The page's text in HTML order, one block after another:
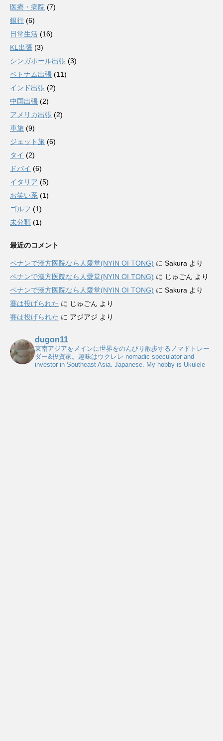
医療・病院 (7)
銀行 (6)
日常生活 (16)
KL出張 (3)
シンガポール出張 (3)
ベトナム出張 (11)
インド出張 (2)
中国出張 (2)
アメリカ出張 (2)
車旅 (9)
ジェット旅 (6)
タイ (2)
ドバイ (6)
イタリア (5)
お笑い系 (1)
ゴルフ (1)
未分類 (1)
最近のコメント
ペナンで漢方医院なら人愛堂(NYIN OI TONG) に Sakura より
ペナンで漢方医院なら人愛堂(NYIN OI TONG) に じゅごん より
ペナンで漢方医院なら人愛堂(NYIN OI TONG) に Sakura より
賽は投げられた に じゅごん より
賽は投げられた に アジアジ より
dugon11
東南アジアをメインに世界をのんびり散歩するノマドトレー
ダー&投資家。趣味はウクレレ nomadic speculator and
investor in Southeast Asia. Japanese. My hobby is Ukulele